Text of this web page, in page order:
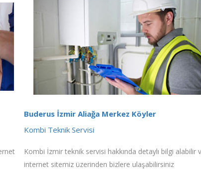
Buderus İzmir Aliağa Merkez Köyler
Kombi Teknik Servisi
Kombi İzmir teknik servisi hakkında detaylı bilgi alabilir
internet sitemiz üzerinden bizlere ulaşabilirsiniz